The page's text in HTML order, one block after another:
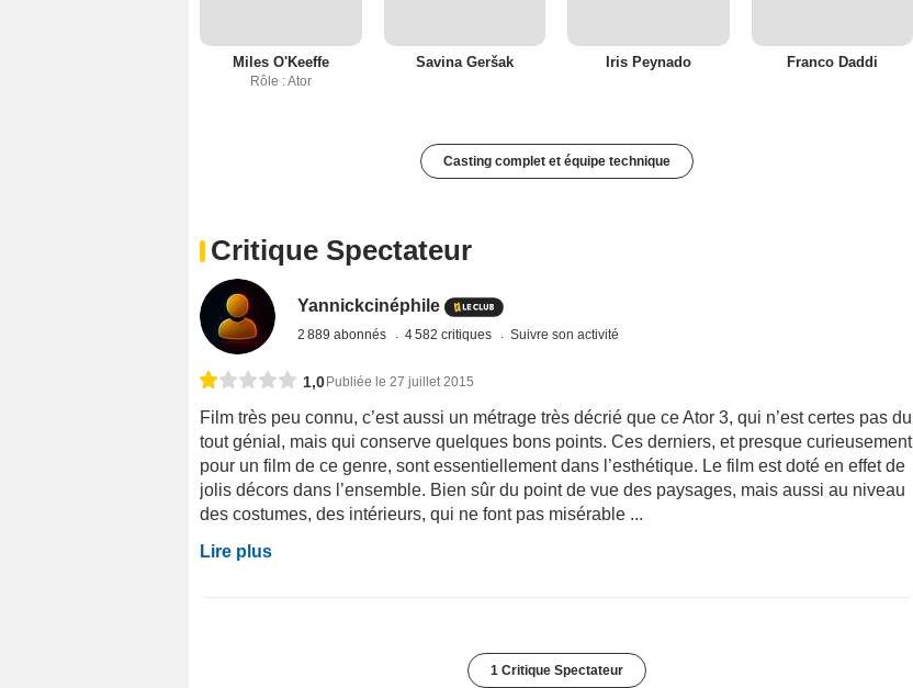
Miles O'Keeffe
Rôle : Ator
Savina Geršak Iris Peynado Franco Daddi
Casting complet et équipe technique
Critique Spectateur
Yannickcinéphile
2 889 abonnés 4 582 critiques Suivre son activité
1,0 Publiée le 27 juillet 2015
Film très peu connu, c’est aussi un métrage très décrié que ce Ator 3, qui n’est certes pas du
tout génial, mais qui conserve quelques bons points. Ces derniers, et presque curieusement
pour un film de ce genre, sont essentiellement dans l’esthétique. Le film est doté en effet de
jolis décors dans l’ensemble. Bien sûr du point de vue des paysages, mais aussi au niveau
des costumes, des intérieurs, qui ne font pas misérable ...
Lire plus
1 Critique Spectateur